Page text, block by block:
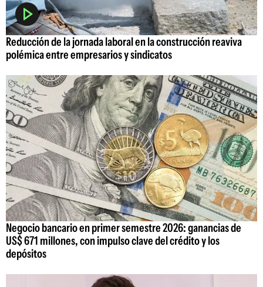
Reducción de la jornada laboral en la construcción reaviva
polémica entre empresarios y sindicatos
Negocio bancario en primer semestre 2026: ganancias de
US$ 671 millones, con impulso clave del crédito y los
depósitos